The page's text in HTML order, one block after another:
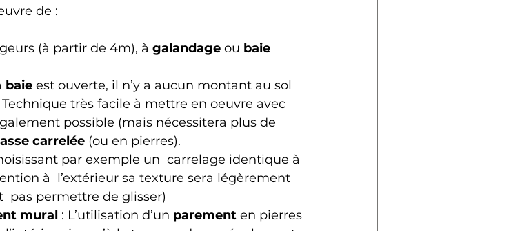
de :
(à partir de 4m), à galandage ou baie
baie est ouverte, il n’y a aucun montant au sol
très facile à mettre en oeuvre avec
possible (mais nécessitera plus de
carrelée (ou en pierres).
par exemple un  carrelage identique à
à  l’extérieur sa texture sera légèrement
pas permettre de glisser)
mural : L’utilisation d’un parement en pierres